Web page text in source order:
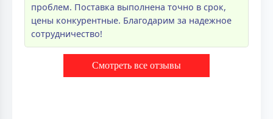
проблем. Поставка выполнена точно в срок,
цены конкурентные. Благодарим за надежное
сотрудничество!
Смотреть все отзывы